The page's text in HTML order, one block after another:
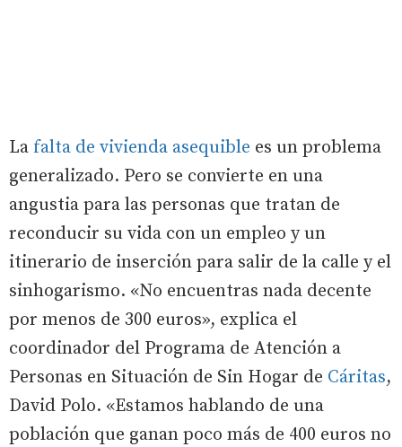
La falta de vivienda asequible es un problema
generalizado. Pero se convierte en una
angustia para las personas que tratan de
reconducir su vida con un empleo y un
itinerario de inserción para salir de la calle y el
sinhogarismo. «No encuentras nada decente
por menos de 300 euros», explica el
coordinador del Programa de Atención a
Personas en Situación de Sin Hogar de Cáritas,
David Polo. «Estamos hablando de una
población que ganan poco más de 400 euros no